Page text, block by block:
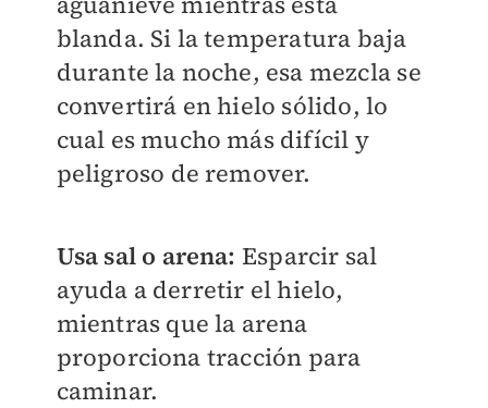
blanda. Si la temperatura baja
durante la noche, esa mezcla se
convertirá en hielo sólido, lo
cual es mucho más difícil y
peligroso de remover.
Usa sal o arena: Esparcir sal
ayuda a derretir el hielo,
mientras que la arena
proporciona tracción para
caminar.